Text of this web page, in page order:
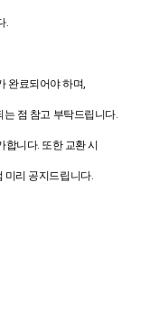
.
완료되어야 하며,
점 참고 부탁드립니다.
니다. 또한 교환 시
미리 공지드립니다.